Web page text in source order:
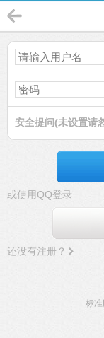
安全提问(未设置请
或使用QQ登录
还没有注册？
标准